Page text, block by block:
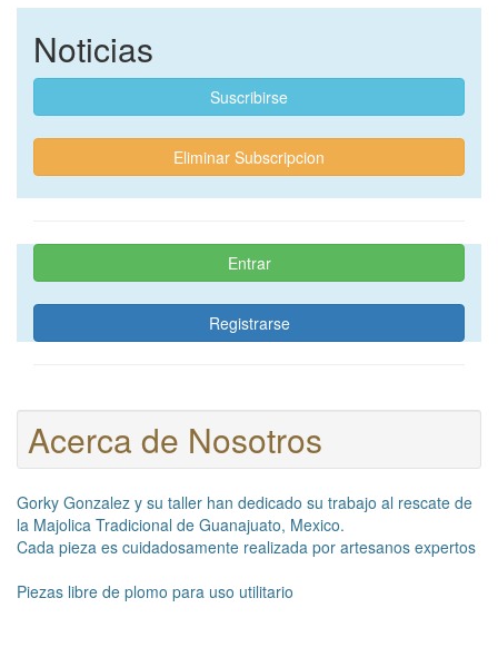
Noticias
Suscribirse
Eliminar Subscripcion
Entrar
Registrarse
Acerca de Nosotros
Gorky Gonzalez y su taller han dedicado su trabajo al rescate de
la Majolica Tradicional de Guanajuato, Mexico.
Cada pieza es cuidadosamente realizada por artesanos expertos
Piezas libre de plomo para uso utilitario